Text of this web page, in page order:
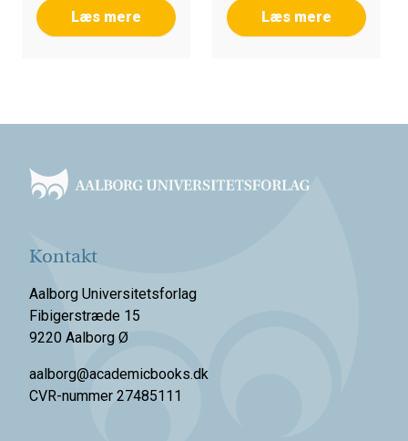
Læs mere Læs mere
Kontakt
Aalborg Universitetsforlag
Fibigerstræde 15
9220 Aalborg Ø
aalborg@academicbooks.dk
CVR-nummer 27485111